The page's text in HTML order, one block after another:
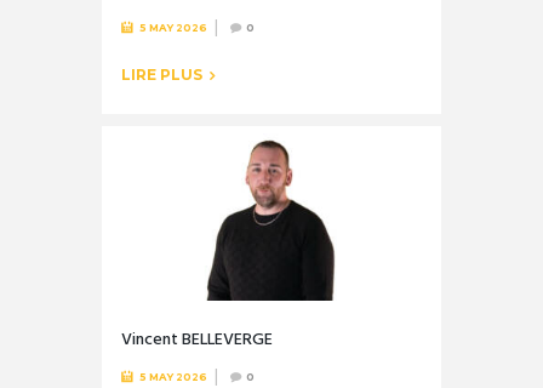
5 MAY 2026 0
LIRE PLUS
Vincent BELLEVERGE
5 MAY 2026 0